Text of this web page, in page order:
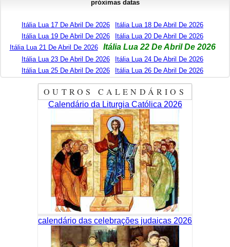
próximas datas
Itália Lua 17 De Abril De 2026
Itália Lua 18 De Abril De 2026
Itália Lua 19 De Abril De 2026
Itália Lua 20 De Abril De 2026
Itália Lua 21 De Abril De 2026
Itália Lua 22 De Abril De 2026
Itália Lua 23 De Abril De 2026
Itália Lua 24 De Abril De 2026
Itália Lua 25 De Abril De 2026
Itália Lua 26 De Abril De 2026
OUTROS CALENDÁRIOS
Calendário da Liturgia Católica 2026
calendário das celebrações judaicas 2026